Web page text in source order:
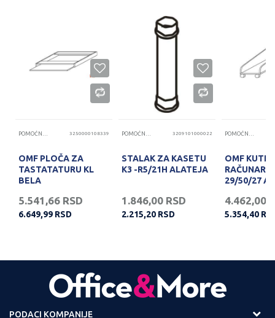
3250000108339
OMF PLOČA ZA
TASTATATURU KL
BELA
5.541,66 RSD
6.649,99 RSD
3209101000022
STALAK ZA KASETU
K3 -R5/21H ALATEJA
1.846,00 RSD
2.215,20 RSD
OMF
RAČUNAR
29/50/27
4.462,00
5.354,40
PODACI KOMPANIJE